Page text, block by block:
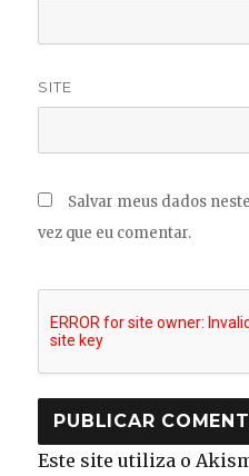
SITE
Salvar meus dados
vez que eu comentar.
Este site utiliza o